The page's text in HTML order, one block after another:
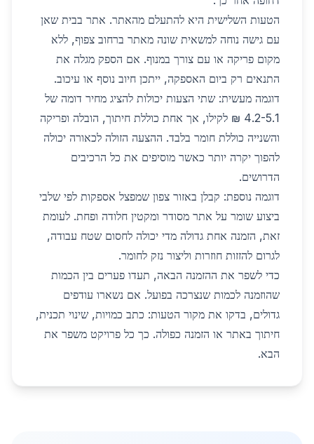
הטעות השלישית היא להתעלם מהאתר. אתר בבית שאן
עם גישה נוחה למשאית שונה מאתר ברחוב צפוף, ללא
מקום פריקה או עם צורך במנוף. אם הספק מגלה את
התנאים רק ביום האספקה, ייתכן חיוב נוסף או עיכוב.
דוגמה מעשית: שתי הצעות יכולות להציג מחיר דומה של
4.2-5.1 ₪ לקילו, אך אחת כוללת חיתוך, הובלה ופריקה
והשנייה כוללת חומר בלבד. ההצעה הזולה לכאורה יכולה
להפוך יקרה יותר כאשר מוסיפים את כל הרכיבים
הדרושים.
דוגמה נוספת: קבלן באזור צפון שמפצל אספקות לפי שלבי
ביצוע שומר על אתר מסודר ומקטין חלודה ופחת. לעומת
זאת, הזמנה אחת גדולה מדי יכולה לחסום שטח עבודה,
לגרום להזזות חוזרות וליצור נזק לחומר.
כדי לשפר את ההזמנה הבאה, תעדו פערים בין הכמות
שהוזמנה לכמות שנצרכה בפועל. אם נשארו עודפים
גדולים, בדקו את מקור הטעות: כתב כמויות, שינוי תכנית,
חיתוך באתר או הזמנה כפולה. כך כל פרויקט משפר את
הבא.